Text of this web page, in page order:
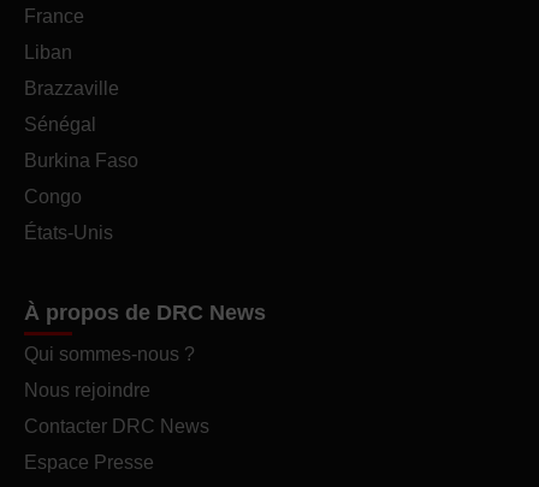
France
Liban
Brazzaville
Sénégal
Burkina Faso
Congo
États-Unis
À propos de DRC News
Qui sommes-nous ?
Nous rejoindre
Contacter DRC News
Espace Presse